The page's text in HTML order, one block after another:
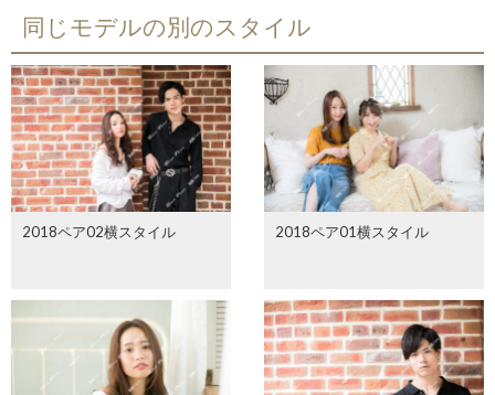
同じモデルの別のスタイル
2018ペア02横スタイル 2018ペア01横スタイル